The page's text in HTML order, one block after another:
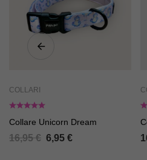
COLLARI
Collare Unicorn Dream
16,95€ 6,95 €